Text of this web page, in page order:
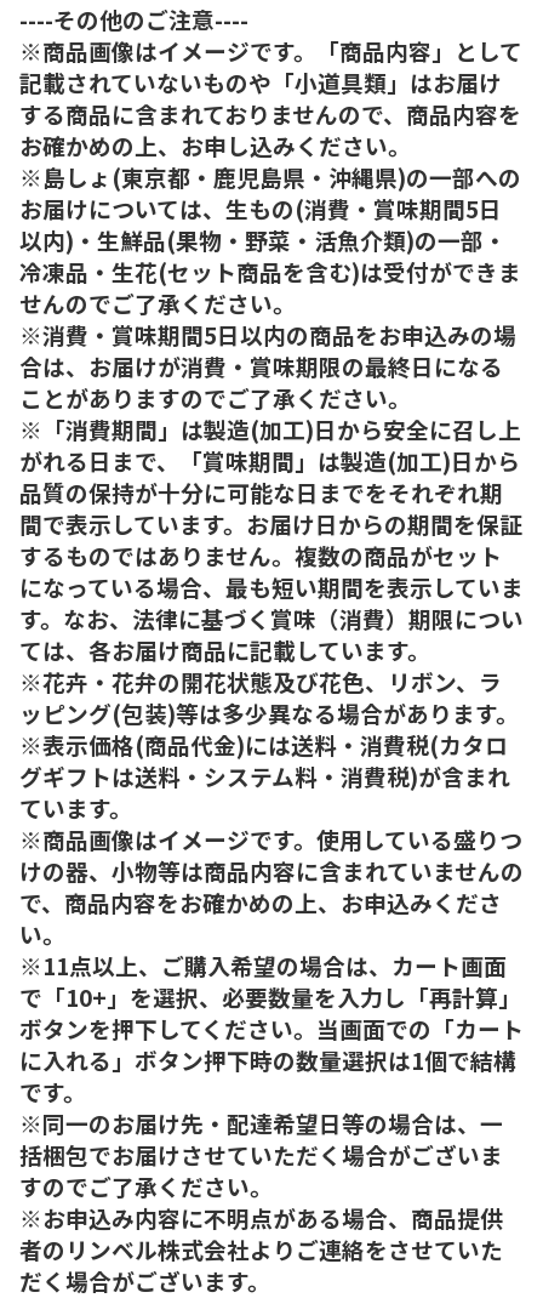
----その他のご注意----
※商品画像はイメージです。「商品内容」として
記載されていないものや「小道具類」はお届け
する商品に含まれておりませんので、商品内容を
お確かめの上、お申し込みください。
※島しょ(東京都・鹿児島県・沖縄県)の一部への
お届けについては、生もの(消費・賞味期間5日
以内)・生鮮品(果物・野菜・活魚介類)の一部・
冷凍品・生花(セット商品を含む)は受付ができま
せんのでご了承ください。
※消費・賞味期間5日以内の商品をお申込みの場
合は、お届けが消費・賞味期限の最終日になる
ことがありますのでご了承ください。
※「消費期間」は製造(加工)日から安全に召し上
がれる日まで、「賞味期間」は製造(加工)日から
品質の保持が十分に可能な日までをそれぞれ期
間で表示しています。お届け日からの期間を保証
するものではありません。複数の商品がセット
になっている場合、最も短い期間を表示していま
す。なお、法律に基づく賞味（消費）期限につい
ては、各お届け商品に記載しています。
※花卉・花弁の開花状態及び花色、リボン、ラ
ッピング(包装)等は多少異なる場合があります。
※表示価格(商品代金)には送料・消費税(カタロ
グギフトは送料・システム料・消費税)が含まれ
ています。
※商品画像はイメージです。使用している盛りつ
けの器、小物等は商品内容に含まれていませんの
で、商品内容をお確かめの上、お申込みくださ
い。
※11点以上、ご購入希望の場合は、カート画面
で「10+」を選択、必要数量を入力し「再計算」
ボタンを押下してください。当画面での「カート
に入れる」ボタン押下時の数量選択は1個で結構
です。
※同一のお届け先・配達希望日等の場合は、一
括梱包でお届けさせていただく場合がございま
すのでご了承ください。
※お申込み内容に不明点がある場合、商品提供
者のリンベル株式会社よりご連絡をさせていた
だく場合がございます。